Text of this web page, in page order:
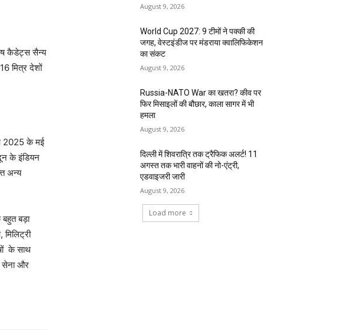
कैडेट्स सैन्य
मित्र देशों
2025 के मई
के इंडियन
अन्य
बड़ा
के साथ
सेना और
August 9, 2026
World Cup 2027: 9 टीमों ने पक्की की
जगह, वेस्टइंडीज पर मंडराया क्वालिफिकेशन
का संकट
August 9, 2026
Russia-NATO War का खतरा? कीव पर
फिर मिसाइलों की बौछार, काला सागर में भी
हमला
August 9, 2026
दिल्ली में शिवरात्रि तक ट्रैफिक अलर्ट! 11
अगस्त तक भारी वाहनों की नो-एंट्री,
एडवाइजरी जारी
August 9, 2026
Load more